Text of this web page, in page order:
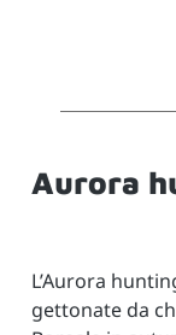
Aurora
L’Aurora
gettonate da